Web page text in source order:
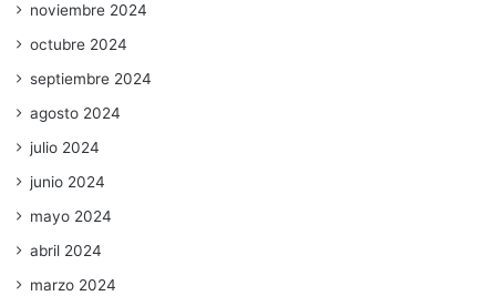
noviembre 2024
octubre 2024
septiembre 2024
agosto 2024
julio 2024
junio 2024
mayo 2024
abril 2024
marzo 2024